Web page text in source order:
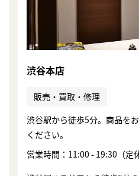
渋谷本店
販売・買取・修理
渋谷駅から徒歩5分。商品を
ください。
営業時間：11:00 - 19:30（定
かんたん30